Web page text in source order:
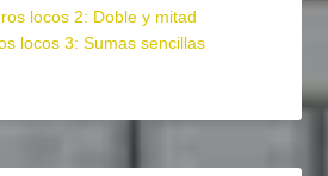
locos 2: Doble y mitad
locos 3: Sumas sencillas